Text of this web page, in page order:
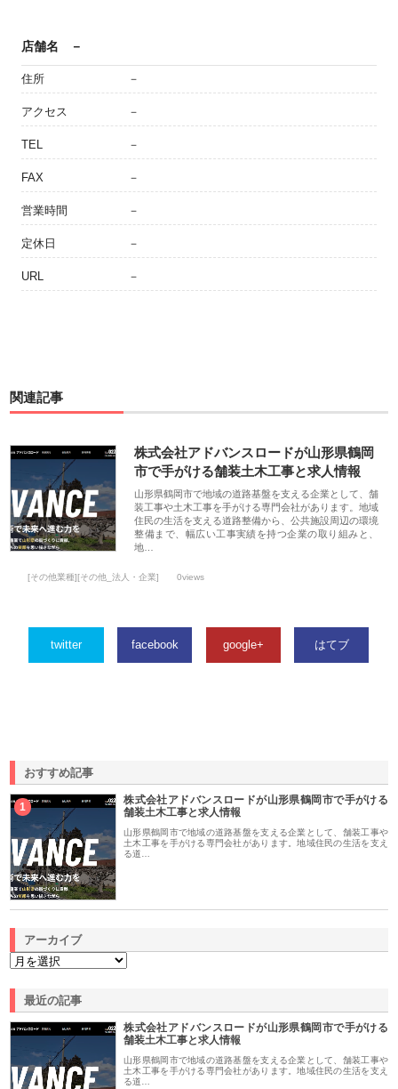
店舗名 －
住所 －
アクセス －
TEL －
FAX －
営業時間 －
定休日 －
URL －
関連記事
株式会社アドバンスロードが山形県鶴岡
市で手がける舗装土木工事と求人情報
山形県鶴岡市で地域の道路基盤を支える企業として、舗
装工事や土木工事を手がける専門会社があります。地域
住民の生活を支える道路整備から、公共施設周辺の環境
整備まで、幅広い工事実績を持つ企業の取り組みと、
地…
[その他業種][その他_法人・企業] 0views
twitter facebook google+ はてブ
おすすめ記事
1
株式会社アドバンスロードが山形県鶴岡市で手がける
舗装土木工事と求人情報
山形県鶴岡市で地域の道路基盤を支える企業として、舗装工事や
土木工事を手がける専門会社があります。地域住民の生活を支え
る道…
アーカイブ
最近の記事
株式会社アドバンスロードが山形県鶴岡市で手がける
舗装土木工事と求人情報
山形県鶴岡市で地域の道路基盤を支える企業として、舗装工事や
土木工事を手がける専門会社があります。地域住民の生活を支え
る道…